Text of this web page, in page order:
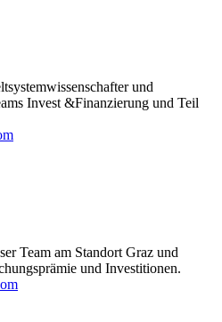
und
Invest &Finanzierung und Teil
Team am Standort Graz und
und Investitionen.